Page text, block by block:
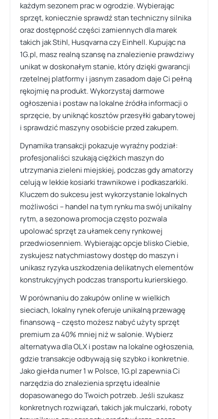
każdym sezonem prac w ogrodzie. Wybierając
sprzęt, koniecznie sprawdź stan techniczny silnika
oraz dostępność części zamiennych dla marek
takich jak Stihl, Husqvarna czy Einhell. Kupując na
1G.pl, masz realną szansę na znalezienie prawdziwy
unikat w doskonałym stanie, który dzięki gwarancji
rzetelnej platformy i jasnym zasadom daje Ci pełną
rękojmię na produkt. Wykorzystaj darmowe
ogłoszenia i postaw na lokalne źródła informacji o
sprzęcie, by uniknąć kosztów przesyłki gabarytowej
i sprawdzić maszyny osobiście przed zakupem.
Dynamika transakcji pokazuje wyraźny podział:
profesjonaliści szukają ciężkich maszyn do
utrzymania zieleni miejskiej, podczas gdy amatorzy
celują w lekkie kosiarki trawnikowe i podkaszarkiki.
Kluczem do sukcesu jest wykorzystanie lokalnych
możliwości – handel na tym rynku ma swój unikalny
rytm, a sezonowa promocja często pozwala
upolować sprzęt za ułamek ceny rynkowej
przedwiosenniem. Wybierając opcje blisko Ciebie,
zyskujesz natychmiastowy dostęp do maszyn i
unikasz ryzyka uszkodzenia delikatnych elementów
konstrukcyjnych podczas transportu kurierskiego.
W porównaniu do zakupów online w wielkich
sieciach, lokalny rynek oferuje unikalną przewagę
finansową – często możesz nabyć użyty sprzęt
premium za 40% mniej niż w salonie. Wybierz
alternatywa dla OLX i postaw na lokalne ogłoszenia,
gdzie transakcje odbywają się szybko i konkretnie.
Jako giełda numer 1 w Polsce, 1G.pl zapewnia Ci
narzędzia do znalezienia sprzętu idealnie
dopasowanego do Twoich potrzeb. Jeśli szukasz
konkretnych rozwiązań, takich jak mulczarki, roboty